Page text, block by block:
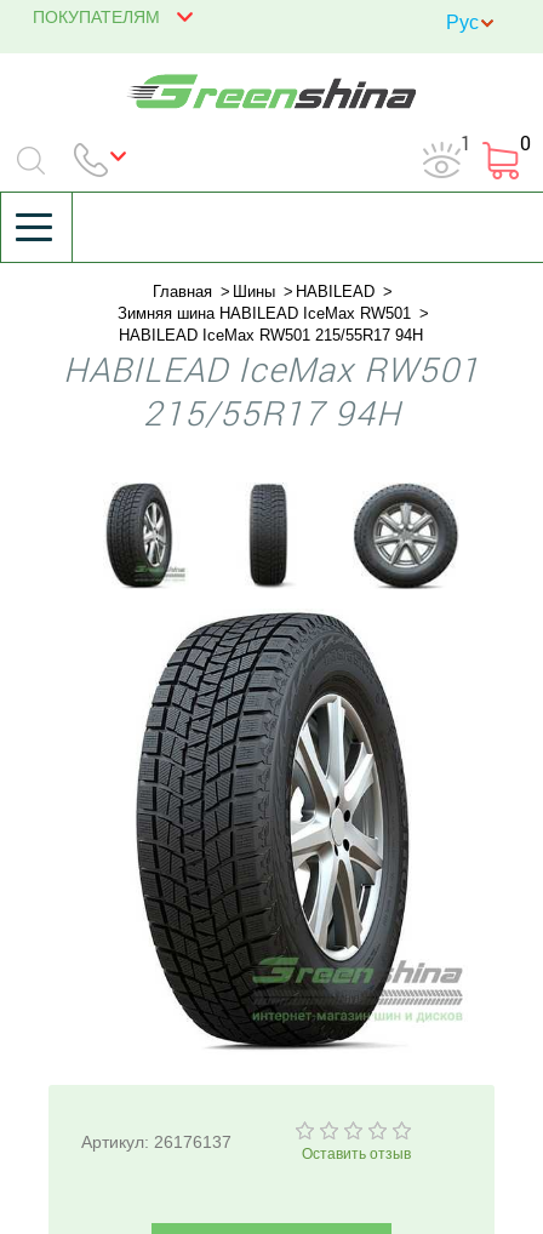
ПОКУПАТЕЛЯМ
1 0
Главная Шины
HABILEAD
Зимняя шина HABILEAD IceMax RW501
HABILEAD IceMax RW501 215/55R17 94H
HABILEAD IceMax RW501
215/55R17 94H
Артикул: 26176137
Оставить отзыв